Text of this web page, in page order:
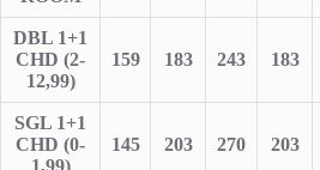
DBL 1+1
CHD (2-
12,99)
159 183 243 183
SGL 1+1
CHD (0-
1,99)
145 203 270 203